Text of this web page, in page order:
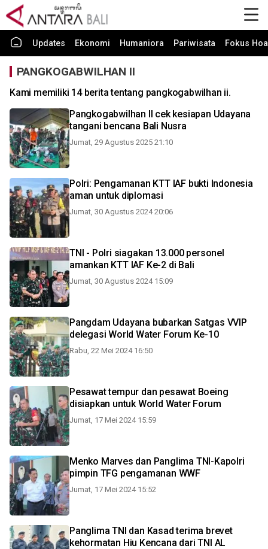
Updates Ekonomi Humaniora Pariwisata Fokus
PANGKOGABWILHAN II
Kami memiliki 14 berita tentang pangkogabwilhan ii.
Pangkogabwilhan II cek kesiapan Udayana
tangani bencana Bali Nusra
Jumat, 29 Agustus 2025 21:10
Polri: Pengamanan KTT IAF bukti Indonesia
aman untuk diplomasi
Jumat, 30 Agustus 2024 20:06
TNI - Polri siagakan 13.000 personel
amankan KTT IAF Ke-2 di Bali
Jumat, 30 Agustus 2024 15:09
Pangdam Udayana bubarkan Satgas VVIP
delegasi World Water Forum Ke-10
Rabu, 22 Mei 2024 16:50
Pesawat tempur dan pesawat Boeing
disiapkan untuk World Water Forum
Jumat, 17 Mei 2024 15:59
Menko Marves dan Panglima TNI-Kapolri
pimpin TFG pengamanan WWF
Jumat, 17 Mei 2024 15:52
Panglima TNI dan Kasad terima brevet
kehormatan Hiu Kencana dari TNI AL